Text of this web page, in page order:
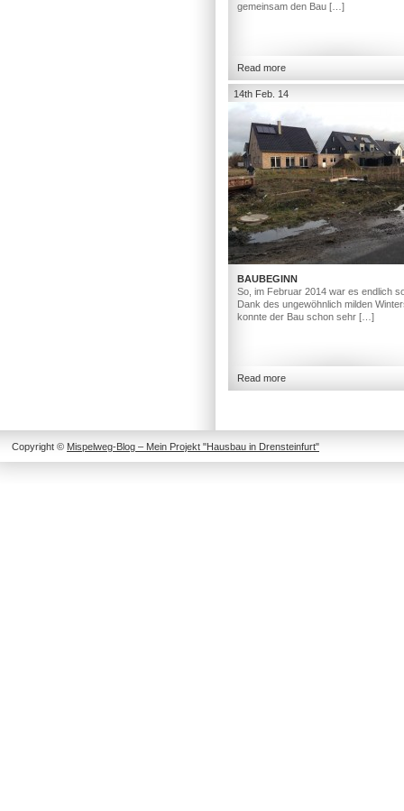
gemeinsam den Bau […]
Read more
14th Feb. 14
BAUBEGINN
So, im Februar 2014 war es endlich
Dank des ungewöhnlich milden
konnte der Bau schon sehr […]
Read more
Copyright © Mispelweg-Blog – Mein Projekt "Hausbau in Drensteinfurt"